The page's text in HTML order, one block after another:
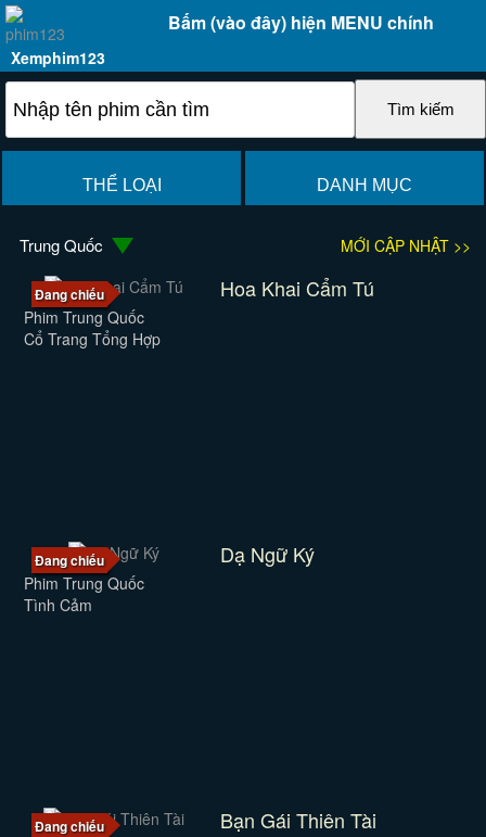
Bấm (vào đây) hiện MENU chính
Xemphim123
THỂ LOẠI DANH MỤC
Trung Quốc MỚI CẬP NHẬT >>
Đang chiếu Hoa Khai Cẩm Tú
Phim Trung Quốc
Cổ Trang Tổng Hợp
Đang chiếu Dạ Ngữ Ký
Phim Trung Quốc
Tình Cảm
Đang chiếu Bạn Gái Thiên Tài